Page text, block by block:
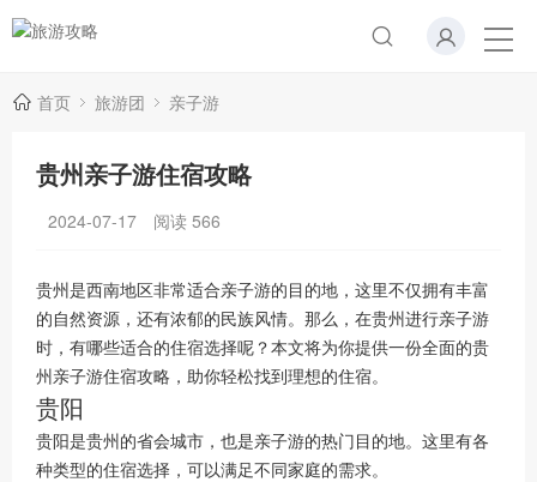
首页 旅游团 亲子游
贵州亲子游住宿攻略
2024-07-17 阅读 566
贵州是西南地区非常适合亲子游的目的地，这里不仅拥有丰富
的自然资源，还有浓郁的民族风情。那么，在贵州进行亲子游
时，有哪些适合的住宿选择呢？本文将为你提供一份全面的贵
州亲子游住宿攻略，助你轻松找到理想的住宿。
贵阳
贵阳是贵州的省会城市，也是亲子游的热门目的地。这里有各
种类型的住宿选择，可以满足不同家庭的需求。